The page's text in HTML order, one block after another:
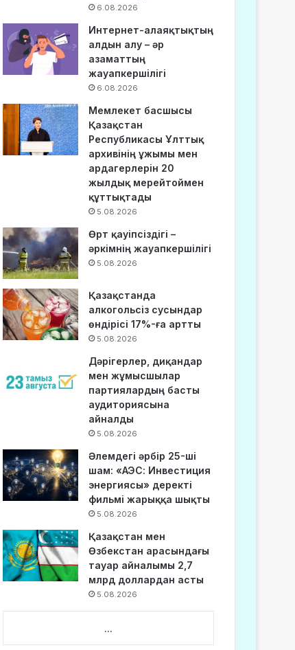
6.08.2026
Интернет-алаяқтықтың
алдын алу – әр
азаматтың
жауапкершілігі
6.08.2026
Мемлекет басшысы
Қазақстан
Республикасы Ұлттық
архивінің ұжымы мен
ардагерлерін 20
жылдық мерейтоймен
құттықтады
5.08.2026
Өрт қауіпсіздігі –
әркімнің жауапкершілігі
5.08.2026
Қазақстанда
алкогольсіз сусындар
өндірісі 17%-ға артты
5.08.2026
Дәрігерлер, диқандар
мен жұмысшылар
партиялардың басты
аудиториясына
айналды
5.08.2026
Әлемдегі әрбір 25-ші
шам: «АЭС: Инвестиция
энергиясы» деректі
фильмі жарыққа шықты
5.08.2026
Қазақстан мен
Өзбекстан арасындағы
тауар айналымы 2,7
млрд доллардан асты
5.08.2026
...